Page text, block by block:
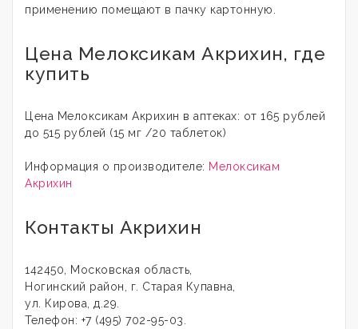
применению помещают в пачку картонную.
Цена Мелоксикам Акрихин, где
купить
Цена Мелоксикам Акрихин в аптеках: от 165 рублей
до 515 рублей (15 мг /20 таблеток)
Информация о производителе: Мелоксикам
Акрихин
Контакты Акрихин
142450, Московская область,
Ногинский район, г. Старая Купавна,
ул. Кирова, д.29.
Телефон: +7 (495) 702-95-03.